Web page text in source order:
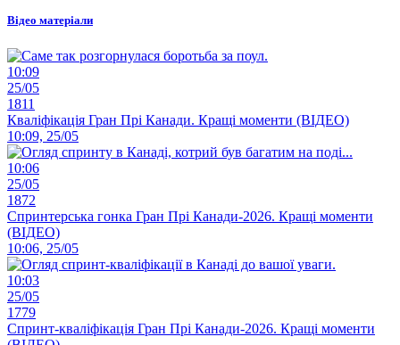
Відео матеріали
10:09
25/05
1811
Кваліфікація Гран Прі Канади. Кращі моменти (ВІДЕО)
10:09, 25/05
10:06
25/05
1872
Спринтерська гонка Гран Прі Канади-2026. Кращі моменти
(ВІДЕО)
10:06, 25/05
10:03
25/05
1779
Спринт-кваліфікація Гран Прі Канади-2026. Кращі моменти